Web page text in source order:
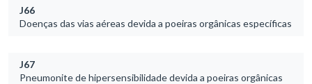
J66
Doenças das vias aéreas devida a poeiras orgânicas específicas
J67
Pneumonite de hipersensibilidade devida a poeiras orgânicas